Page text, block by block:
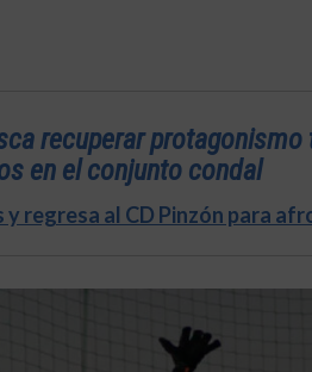
recuperar
en el conjunto condal
regresa al CD Pinzón para